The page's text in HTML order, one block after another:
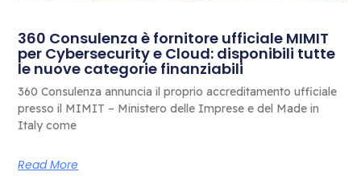
360 Consulenza è fornitore ufficiale MIMIT
per Cybersecurity e Cloud: disponibili tutte
le nuove categorie finanziabili
360 Consulenza annuncia il proprio accreditamento ufficiale
presso il MIMIT – Ministero delle Imprese e del Made in
Italy come
Read More